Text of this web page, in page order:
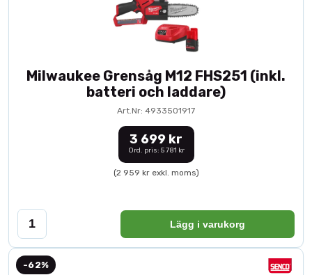
Milwaukee Grensåg M12 FHS251 (inkl.
batteri och laddare)
Art.Nr: 4933501917
3 699 kr
Ord. pris: 5 781 kr
(2 959 kr exkl. moms)
Lägg i varukorg
-62%